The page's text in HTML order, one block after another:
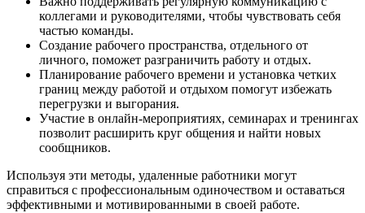
коллегами и руководителями, чтобы чувствовать себя
частью команды.
Создание рабочего пространства, отдельного от
личного, поможет разграничить работу и отдых.
Планирование рабочего времени и установка четких
границ между работой и отдыхом помогут избежать
перегрузки и выгорания.
Участие в онлайн-мероприятиях, семинарах и тренингах
позволит расширить круг общения и найти новых
сообщников.
Используя эти методы, удаленные работники могут
справиться с профессиональным одиночеством и оставаться
эффективными и мотивированными в своей работе.